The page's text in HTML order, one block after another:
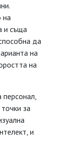
на
и съща
да
на
на
персонал,
за
и